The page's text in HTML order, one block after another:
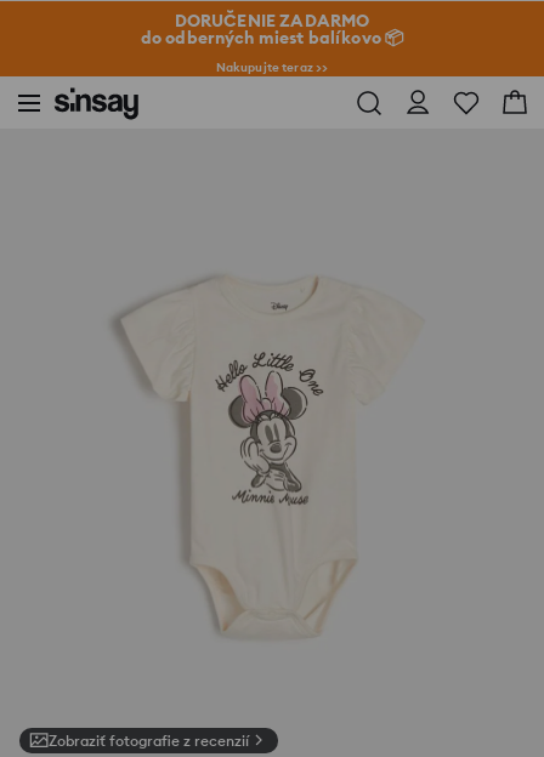
DORUČENIE ZADARMO
do odberných miest balíkovo 📦
Nakupujte teraz >>
Zobraziť fotografie z recenzií